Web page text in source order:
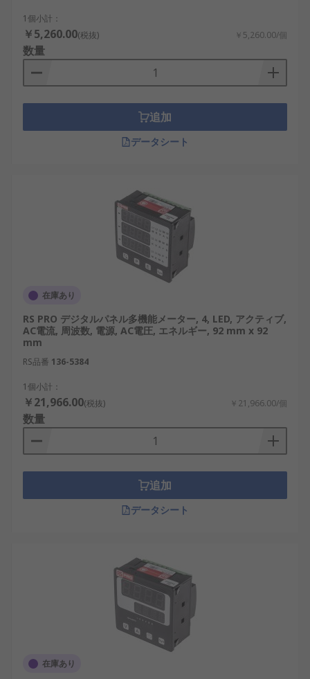
多機能パネルメータと電力計の違い
多機能パネルメータは、電気量に加えて、温度、圧
力、流量、回転数、パルス数など、幅広い測定対象
に対応できるパネル計器です。入力方式や演算機能
は、電圧、電流、有効電力、無効電力、力
ますが、設備の状態量やプロセス信号を扱う場合は
多機能パネルメータ、消費電力や電力量を管理する
場合は電力計を基準に選定します。
多機能パネルメータの種類
多機能パネルメータは、表示方式や入力信号の種類
によって分類できます。
LCD多機能パネルメータ
く、複数行表示、単位、バーグラフなどを表
確認に使われます。
LED多機能パネルメータ
数字表示が特長です。制御盤や製造装置な
ど、離れた位置から測定値を確認する用途に
TFT多機能パネルメータ：数値、グラフ、色分
け、複数の測定項目を見やすく表示できま
OLED多機能パネルメータ
と広い視野角を備え、暗い場所でも表示を確
認しやすいタイプです。小型装置やデザイン
性を重視する操作盤にも適しています。
プロセスメータタイプ：4 20 mA、0
対、測温抵抗体などを入力し、圧力、流量、
温度、レベルなどの物理量に換算して表示し
1個小計：
￥5,260.00(税抜) ￥5,260.00/個
数量
追加
データシート
在庫あり
RS PRO デジタルパネル多機能メーター, 4, LED, アクティブ,
AC電流, 周波数, 電源, AC電圧, エネルギー, 92 mm x 92
mm
RS品番 136-5384
1個小計：
￥21,966.00(税抜) ￥21,966.00/個
数量
追加
データシート
在庫あり